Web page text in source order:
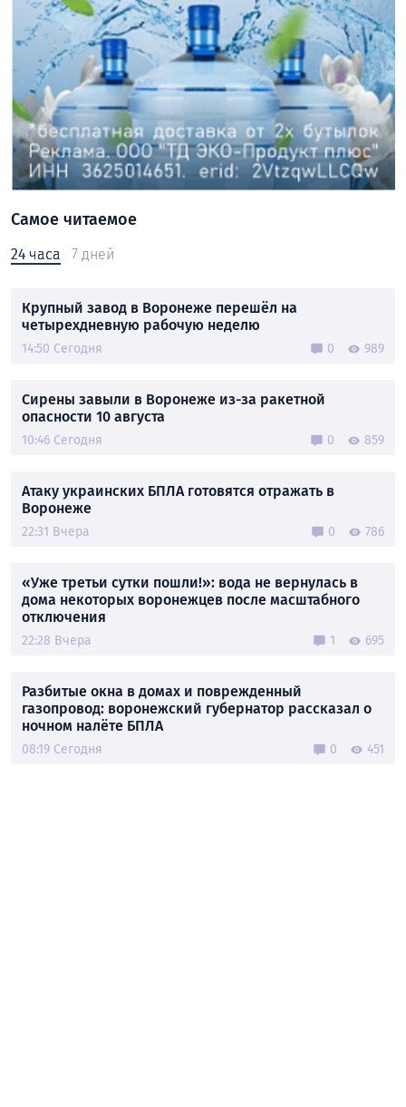
Самое читаемое
24 часа 7 дней
Крупный завод в Воронеже перешёл на
четырехдневную рабочую неделю
14:50 Сегодня 0 989
Сирены завыли в Воронеже из-за ракетной
опасности 10 августа
10:46 Сегодня 0 859
Атаку украинских БПЛА готовятся отражать в
Воронеже
22:31 Вчера 0 786
«Уже третьи сутки пошли!»: вода не вернулась в
дома некоторых воронежцев после масштабного
отключения
22:28 Вчера 1 695
Разбитые окна в домах и поврежденный
газопровод: воронежский губернатор рассказал о
ночном налёте БПЛА
08:19 Сегодня 0 451